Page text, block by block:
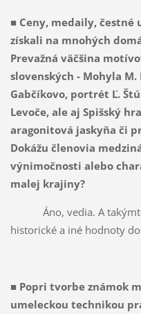
■ Ceny, medaily, čestné
získali na mnohých
Prevažná väčšina
slovenských - Mohyla
Gabčíkovo, portrét Ľ.
Levoče, ale aj Spišský
aragonitová jaskyňa či
Dokážu členovia
výnimočnosti alebo
malej krajiny?
Áno, vedia. A
historické a iné hodnoty
■ Popri tvorbe známok
umeleckou technikou